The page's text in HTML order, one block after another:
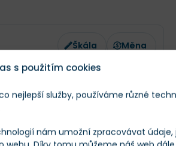
s použitím cookies
nejlepší služby, používáme různé
nám umožní zpracovávat údaje,
Škála Měna
Při obchodování CFD ztrácí peníze 77 % účtů.